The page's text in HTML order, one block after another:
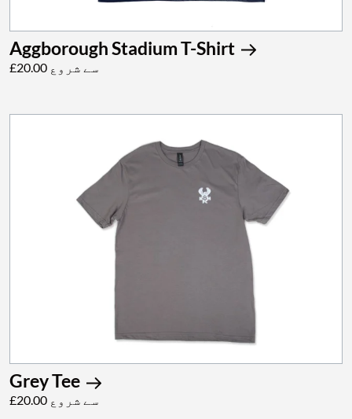
Aggborough Stadium T-Shirt
£20.00 سے شروع
Grey Tee
£20.00 سے شروع